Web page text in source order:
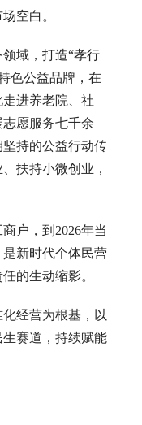
空白。
域，打造“孝行
色公益品牌，在
进养老院、社
愿服务七千余
持的公益行动传
扶持小微创业，
户，到2026年当
新时代个体民营
的生动缩影。
经营为根基，以
赛道，持续赋能